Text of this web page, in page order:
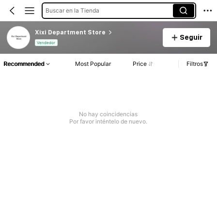
Buscar en la Tienda
Xixi Department Store
Vendedor
Seguir
Recommended Most Popular Price Filtros
No hay coincidencias
Por favor inténtelo de nuevo.